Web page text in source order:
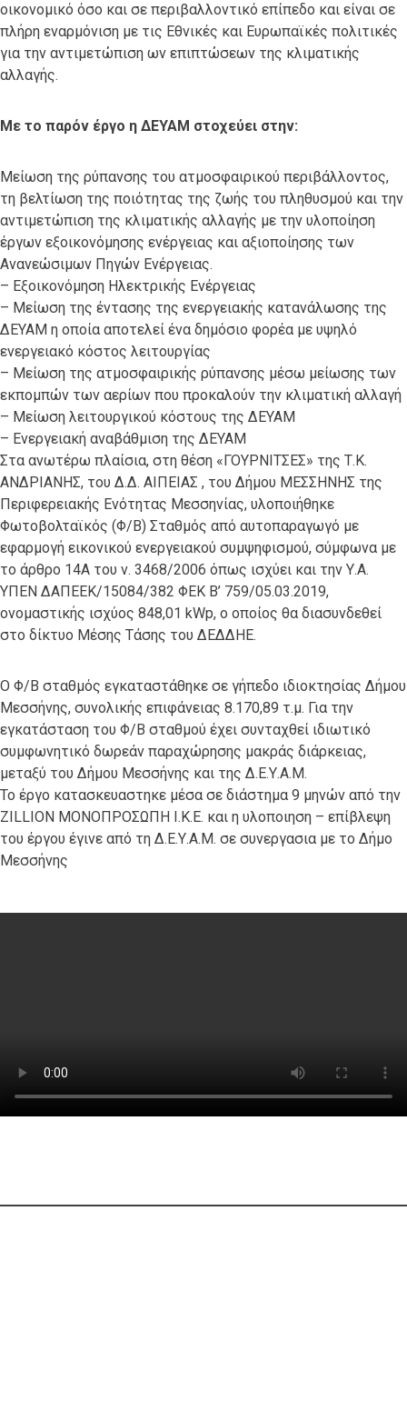
οικονομικό όσο και σε περιβαλλοντικό επίπεδο και είναι σε
πλήρη εναρμόνιση με τις Εθνικές και Ευρωπαϊκές πολιτικές
για την αντιμετώπιση ων επιπτώσεων της κλιματικής
αλλαγής.
Με το παρόν έργο η ΔΕΥΑΜ στοχεύει στην:
Μείωση της ρύπανσης του ατμοσφαιρικού περιβάλλοντος,
τη βελτίωση της ποιότητας της ζωής του πληθυσμού και την
αντιμετώπιση της κλιματικής αλλαγής με την υλοποίηση
έργων εξοικονόμησης ενέργειας και αξιοποίησης των
Ανανεώσιμων Πηγών Ενέργειας.
– Εξοικονόμηση Ηλεκτρικής Ενέργειας
– Μείωση της έντασης της ενεργειακής κατανάλωσης της
ΔΕΥΑΜ η οποία αποτελεί ένα δημόσιο φορέα με υψηλό
ενεργειακό κόστος λειτουργίας
– Μείωση της ατμοσφαιρικής ρύπανσης μέσω μείωσης των
εκπομπών των αερίων που προκαλούν την κλιματική αλλαγή
– Μείωση λειτουργικού κόστους της ΔΕΥΑΜ
– Ενεργειακή αναβάθμιση της ΔΕΥΑΜ
Στα ανωτέρω πλαίσια, στη θέση «ΓΟΥΡΝΙΤΣΕΣ» της Τ.Κ.
ΑΝΔΡΙΑΝΗΣ, του Δ.Δ. ΑΙΠΕΙΑΣ , του Δήμου ΜΕΣΣΗΝΗΣ της
Περιφερειακής Ενότητας Μεσσηνίας, υλοποιήθηκε
Φωτοβολταϊκός (Φ/Β) Σταθμός από αυτοπαραγωγό με
εφαρμογή εικονικού ενεργειακού συμψηφισμού, σύμφωνα με
το άρθρο 14Α του ν. 3468/2006 όπως ισχύει και την Υ.Α.
ΥΠΕΝ ΔΑΠΕΕΚ/15084/382 ΦΕΚ Β’ 759/05.03.2019,
ονομαστικής ισχύος 848,01 kWp, ο οποίος θα διασυνδεθεί
στο δίκτυο Μέσης Τάσης του ΔΕΔΔΗΕ.
Ο Φ/Β σταθμός εγκαταστάθηκε σε γήπεδο ιδιοκτησίας Δήμου
Μεσσήνης, συνολικής επιφάνειας 8.170,89 τ.μ. Για την
εγκατάσταση του Φ/Β σταθμού έχει συνταχθεί ιδιωτικό
συμφωνητικό δωρεάν παραχώρησης μακράς διάρκειας,
μεταξύ του Δήμου Μεσσήνης και της Δ.Ε.Υ.Α.Μ.
Το έργο κατασκευαστηκε μέσα σε διάστημα 9 μηνών από την
ZILLION ΜΟΝΟΠΡΟΣΩΠΗ Ι.Κ.Ε. και η υλοποιηση – επίβλεψη
του έργου έγινε από τη Δ.Ε.Υ.Α.Μ. σε συνεργασια με το Δήμο
Μεσσήνης